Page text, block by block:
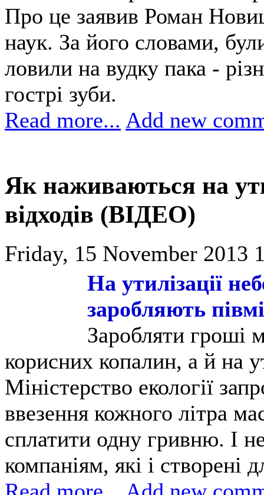
Про це заявив Роман
наук. За його словами,
ловили на вудку пака -
гострі зуби.
Read more... Add new
Як наживаються на
відходів (ВІДЕО)
Friday, 15 November 2013
На утилізації
заробляють
Заробляти гроші
корисних копалин, а й на
Міністерство екології
ввезення кожного літра
сплатити одну гривню. І
компаніям, які і створені